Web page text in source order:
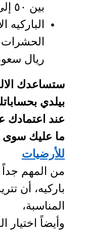
بين ٥٠ إلى ٨٢ ريال سعودي.
الباركيه
ريال
ستساعدك
بيلدي
عند اعتمادك
ما عليك سوى
للأرضيات
من المهم
باركيه، أن
المناسبة،
وأيضاً اختيار